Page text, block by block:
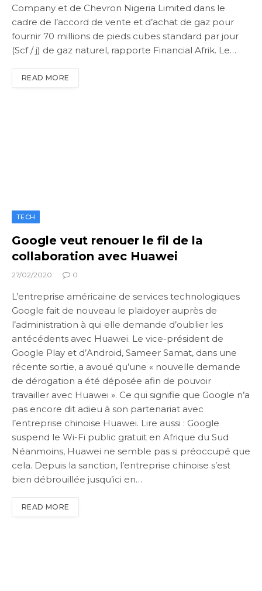
Company et de Chevron Nigeria Limited dans le
cadre de l’accord de vente et d’achat de gaz pour
fournir 70 millions de pieds cubes standard par jour
(Scf / j) de gaz naturel, rapporte Financial Afrik. Le…
READ MORE
TECH
Google veut renouer le fil de la
collaboration avec Huawei
27/02/2020 0
L’entreprise américaine de services technologiques
Google fait de nouveau le plaidoyer auprès de
l’administration à qui elle demande d’oublier les
antécédents avec Huawei. Le vice-président de
Google Play et d’Android, Sameer Samat, dans une
récente sortie, a avoué qu’une « nouvelle demande
de dérogation a été déposée afin de pouvoir
travailler avec Huawei ». Ce qui signifie que Google n’a
pas encore dit adieu à son partenariat avec
l’entreprise chinoise Huawei. Lire aussi : Google
suspend le Wi-Fi public gratuit en Afrique du Sud
Néanmoins, Huawei ne semble pas si préoccupé que
cela. Depuis la sanction, l’entreprise chinoise s’est
bien débrouillée jusqu’ici en…
READ MORE